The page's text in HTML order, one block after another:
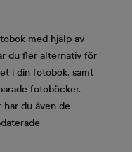
med hjälp av
du fler alternativ för
i din fotobok, samt
fotoböcker.
har du även de